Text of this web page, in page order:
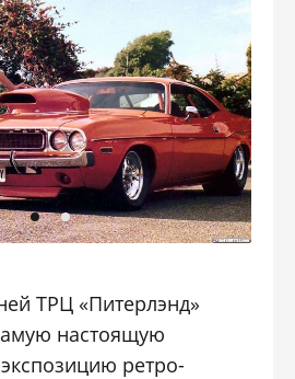
ТРЦ «Питерлэнд»
настоящую
ретро-